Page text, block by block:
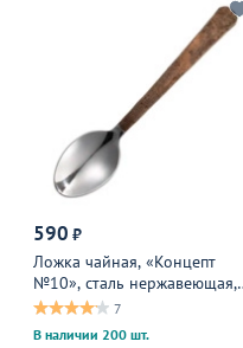
590 ₽
Ложка чайная, «Концепт
№10», сталь нержавеющая,
13,5 см, металлическая
7
В наличии 200 шт.